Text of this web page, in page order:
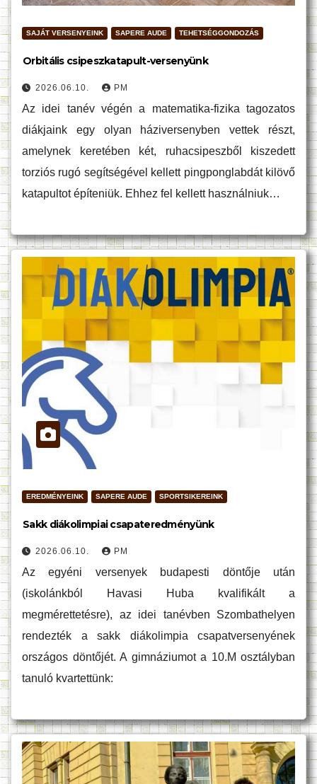
SAJÁT VERSENYEINK SAPERE AUDE TEHETSÉGGONDOZÁS
Orbitális csipeszkatapult-versenyünk
2026.06.10. PM
Az idei tanév végén a matematika-fizika tagozatos
diákjaink egy olyan háziversenyben vettek részt,
amelynek keretében két, ruhacsipeszből kiszedett
torziós rugó segítségével kellett pingponglabdát kilövő
katapultot építeniük. Ehhez fel kellett használniuk…
EREDMÉNYEINK SAPERE AUDE SPORTSIKEREINK
Sakk diákolimpiai csapateredményünk
2026.06.10. PM
Az egyéni versenyek budapesti döntője után
(iskolánkból Havasi Huba kvalifikált a
megmérettetésre), az idei tanévben Szombathelyen
rendezték a sakk diákolimpia csapatversenyének
országos döntőjét. A gimnáziumot a 10.M osztályban
tanuló kvartettünk: